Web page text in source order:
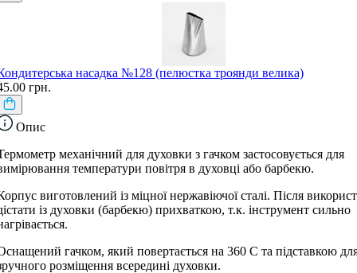
насадка №128 (пелюстка троянди велика)
грн.
Опис
механічний для духовки з гачком застосовується для
температури повітря в духовці або барбекю.
виготовлений із міцної нержавіючої сталі. Після
із духовки (барбекю) прихваткою, т.к. інструмент сильно
гачком, який повертається на 360 С та підставкою
розміщення всередині духовки.